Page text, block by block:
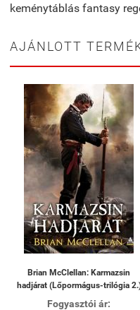
keménytáblás fantasy
AJÁNLOTT
Brian McClellan: Karmazsin
hadjárat (Lőpormágus-trilógia
Fogyasztói ár: